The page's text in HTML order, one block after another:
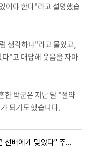
어야 한다"라고 설명했습
생각하냐"라고 물었고,
"고 대답해 웃음을 자아
한 박군은 지난 달 "절약
되기도 했습니다.
박성광과 동기 "개콘 선배에게 맞았다" 주장 알고보니 개그맨 사칭..과거 심각한 동물학대로 유